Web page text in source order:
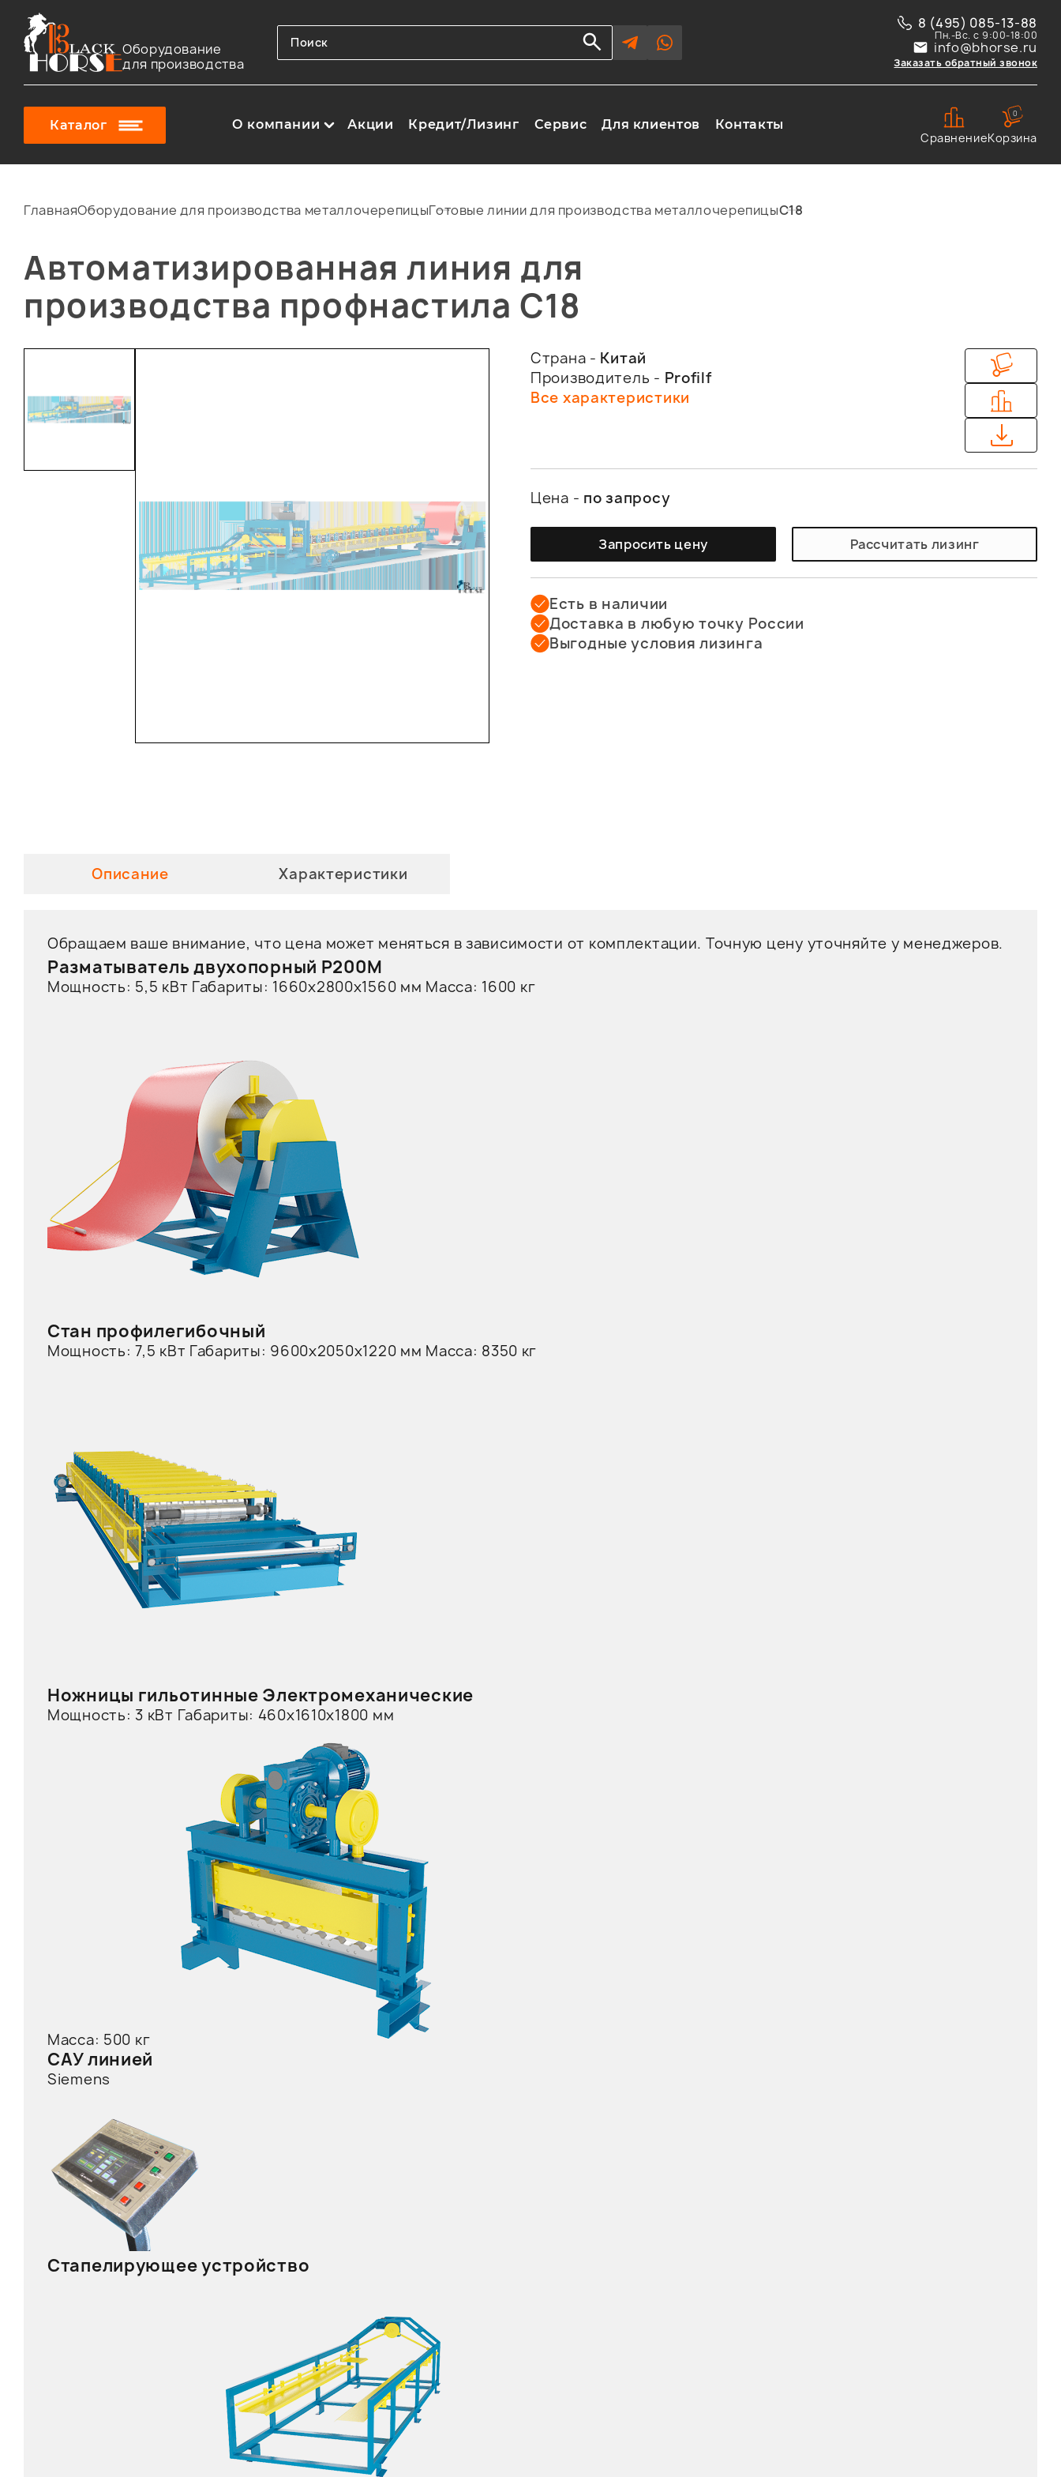
Оборудование
для производства
8 (495) 085-13-88
Пн.-Вс. с 9:00-18:00
info@bhorse.ru
Заказать обратный звонок
Каталог О компании Акции Кредит/Лизинг Сервис Для клиентов
Контакты
Сравнение
0
Корзина
ГлавнаяОборудование для производства металлочерепицыГотовые линии для производства металлочерепицыС18
Автоматизированная линия для
производства профнастила С18
Страна - Китай
Производитель - Profilf
Все характеристики
Цена - по запросу
Запросить цену Рассчитать лизинг
Есть в наличии
Доставка в любую точку России
Выгодные условия лизинга
Описание Характеристики
Обращаем ваше внимание, что цена может меняться в зависимости от комплектации. Точную цену уточняйте у менеджеров.
Разматывательдвухопорный Р200М
Мощность: 5,5 кВт Габариты: 1660х2800х1560 мм Масса: 1600 кг
Стан профилегибочный
Мощность: 7,5 кВт Габариты: 9600х2050х1220 мм Масса: 8350 кг
Ножницы гильотинные Электромеханические
Мощность: 3 кВт Габариты: 460х1610х1800 мм
Масса: 500 кг
САУ линией
Siemens
Стапелирующее устройство